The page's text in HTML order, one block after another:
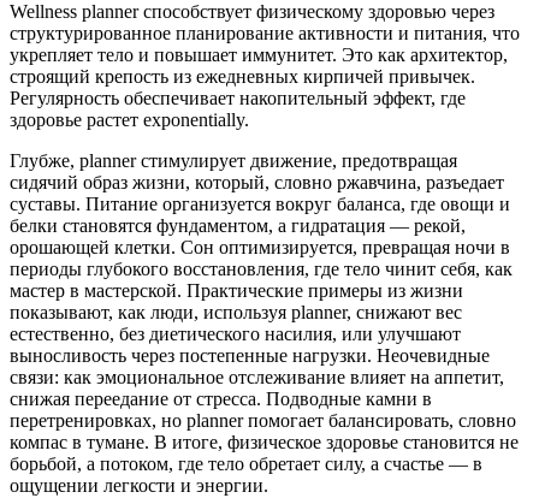
Wellness planner способствует физическому здоровью через
структурированное планирование активности и питания, что
укрепляет тело и повышает иммунитет. Это как архитектор,
строящий крепость из ежедневных кирпичей привычек.
Регулярность обеспечивает накопительный эффект, где
здоровье растет exponentially.
Глубже, planner стимулирует движение, предотвращая
сидячий образ жизни, который, словно ржавчина, разъедает
суставы. Питание организуется вокруг баланса, где овощи и
белки становятся фундаментом, а гидратация — рекой,
орошающей клетки. Сон оптимизируется, превращая ночи в
периоды глубокого восстановления, где тело чинит себя, как
мастер в мастерской. Практические примеры из жизни
показывают, как люди, используя planner, снижают вес
естественно, без диетического насилия, или улучшают
выносливость через постепенные нагрузки. Неочевидные
связи: как эмоциональное отслеживание влияет на аппетит,
снижая переедание от стресса. Подводные камни в
перетренировках, но planner помогает балансировать, словно
компас в тумане. В итоге, физическое здоровье становится не
борьбой, а потоком, где тело обретает силу, а счастье — в
ощущении легкости и энергии.